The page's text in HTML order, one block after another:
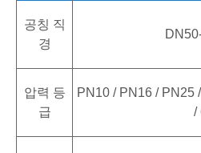
공칭 직
경
압력 등
급
PN10 / PN16 / PN25
/